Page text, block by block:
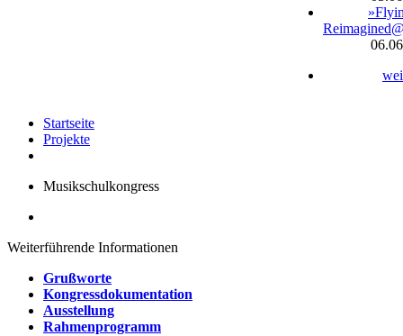
Startseite
Projekte
Musikschulkongress
Weiterführende Informationen
Grußworte
Kongressdokumentation
Ausstellung
Rahmenprogramm